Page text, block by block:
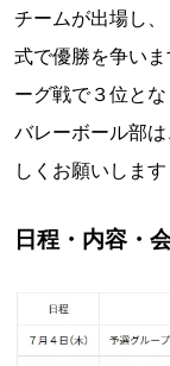
チームが出場し
式で優勝を争い
ーグ戦で３位と
バレーボール部
しくお願いします
日程・内容・